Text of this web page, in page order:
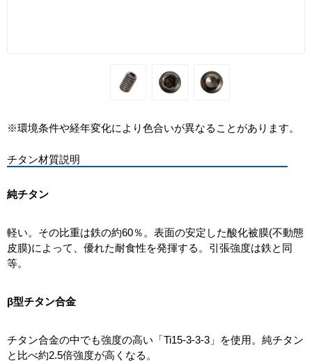
※環境条件や経年変化により色合いが異なることがあります。
チタン材質説明
純チタン
軽い。その比重は鉄の約60％。表面の安定した酸化被膜(不動態
皮膜)によって、優れた耐食性を発揮する。引張強度は鉄と同
等。
β型チタン合金
チタン合金の中でも強度の高い「Ti15-3-3-3」を使用。純チタン
と比べ約2.5倍強度が高くなる。